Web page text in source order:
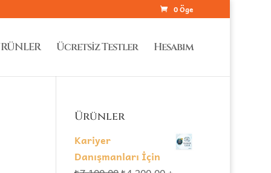
0 Öge
Ücretsiz Testler Hesabım
Ürünler
Kariyer
Danışmanları İçin